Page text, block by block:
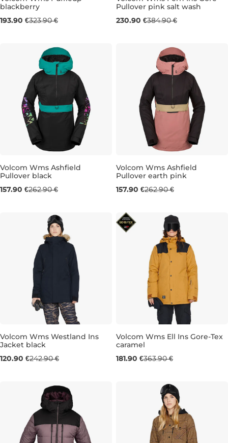
Výpredaj -40 %
blackberry
193.90 €323.90 €
Výpredaj -40 %
Pullover pink salt wash
230.90 €384.90 €
Výpredaj -40 %
Volcom Wms Ashfield
Pullover black
157.90 €262.90 €
Výpredaj -40 %
Volcom Wms Ashfield
Pullover earth pink
157.90 €262.90 €
Výpredaj -50 %
Volcom Wms Westland Ins
Jacket black
120.90 €242.90 €
Výpredaj -50 %
Volcom Wms Ell Ins Gore-Tex
caramel
181.90 €363.90 €